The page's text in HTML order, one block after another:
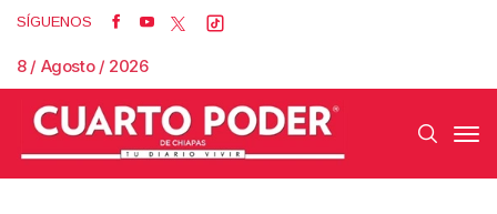
SÍGUENOS
8 / Agosto / 2026